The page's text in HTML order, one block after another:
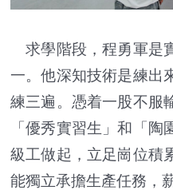
求學階段，程勇軍是
一。他深知技術是練出
練三遍。憑着一股不服
「優秀實習生」和「
級工做起，立足崗位積
能獨立承擔生產任務，